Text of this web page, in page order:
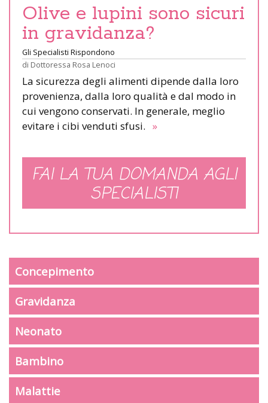
Olive e lupini sono sicuri
in gravidanza?
Gli Specialisti Rispondono
di Dottoressa Rosa Lenoci
La sicurezza degli alimenti dipende dalla loro
provenienza, dalla loro qualità e dal modo in
cui vengono conservati. In generale, meglio
evitare i cibi venduti sfusi. »
FAI LA TUA DOMANDA AGLI
SPECIALISTI
Concepimento
Gravidanza
Neonato
Bambino
Malattie